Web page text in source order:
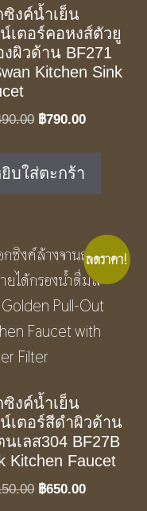
ซิงค์น้ำเย็น
เตอร์คอหงส์ตัวยู
งผิวด้าน BF271
Kitchen Sink
Original
฿1,490.00.
฿790.00Current
บใส่ตะกร้า
ลดราคา!
ซิงค์น้ำเย็น
น์เตอร์สีดำผิวด้าน
เลส304 BF27B
Kitchen Faucet
Original
฿650.00Current